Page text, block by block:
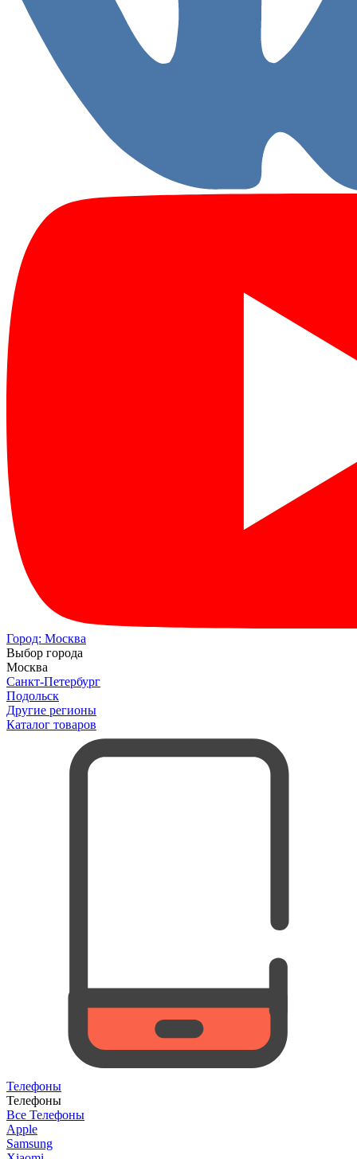
Город: Москва
Выбор города
Москва
Санкт-Петербург
Подольск
Другие регионы
Каталог товаров
Телефоны
Телефоны
Все Телефоны
Apple
Samsung